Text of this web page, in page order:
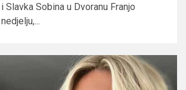
Slavka Sobina u Dvoranu Franjo